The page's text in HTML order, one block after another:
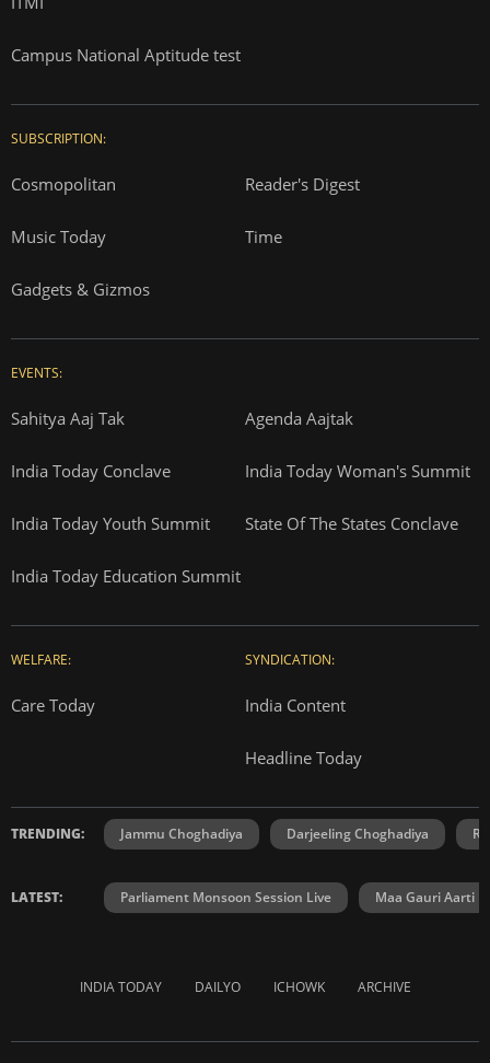
Campus National Aptitude test
SUBSCRIPTION:
Cosmopolitan Reader's Digest
Music Today Time
Gadgets & Gizmos
EVENTS:
Sahitya Aaj Tak Agenda Aajtak
India Today Conclave India Today Woman's Summit
India Today Youth Summit State Of The States Conclave
India Today Education Summit
WELFARE:
Care Today
SYNDICATION:
India Content
Headline Today
TRENDING: Jammu Choghadiya Darjeeling Choghadiya
LATEST: Parliament Monsoon Session Live Maa Gauri Aarti
INDIA TODAY DAILYO ICHOWK ARCHIVE